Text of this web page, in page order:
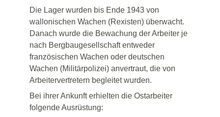
Die Lager wurden bis Ende 1943 von
wallonischen Wachen (Rexisten) überwacht.
Danach wurde die Bewachung der Arbeiter je
nach Bergbaugesellschaft entweder
französischen Wachen oder deutschen
Wachen (Militärpolizei) anvertraut, die von
Arbeitervertretern begleitet wurden.
Bei ihrer Ankunft erhielten die Ostarbeiter
folgende Ausrüstung: